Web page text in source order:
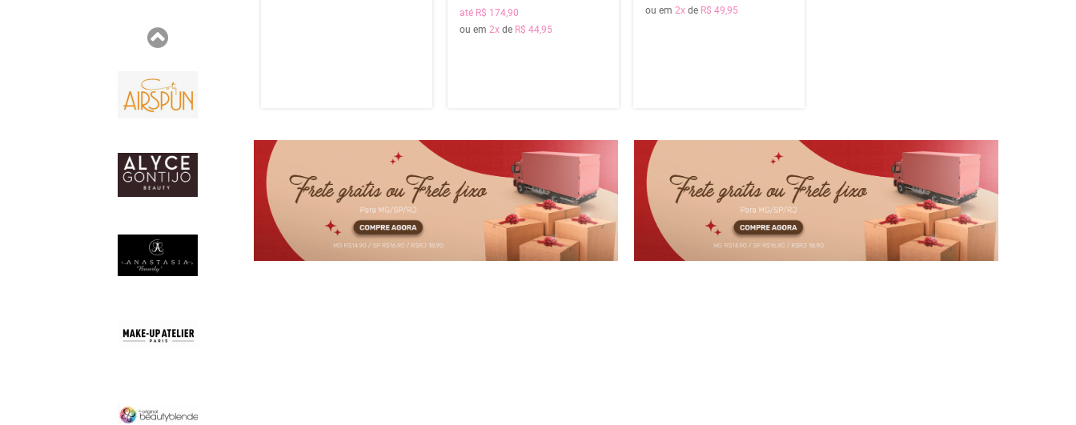
até R$ 174,90
ou em 2xde R$ 44,95
ou em2xde R$ 49,95